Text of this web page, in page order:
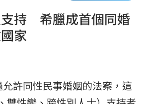
持 希臘成首個同婚
家
許同性民事婚姻的法案，這